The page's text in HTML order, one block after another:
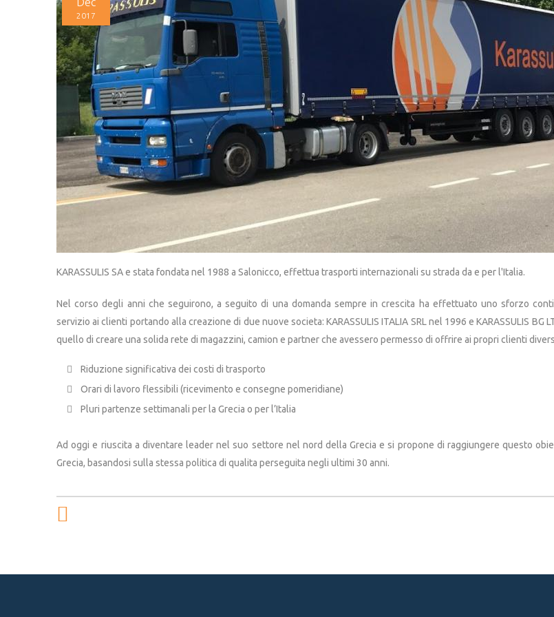
2017
KARASSULIS SA e stata fondata nel 1988 a Salonicco, effettua trasporti internazionali su strada da e per l'Italia.
Nel corso degli anni che seguirono, a seguito di una domanda sempre in crescita ha effettuato uno sforzo
servizio ai clienti portando alla creazione di due nuove societa: KARASSULIS ITALIA SRL nel 1996 e KARASSULIS BG
quello di creare una solida rete di magazzini, camion e partner che avessero permesso di offrire ai propri clienti
Riduzione significativa dei costi di trasporto
Orari di lavoro flessibili (ricevimento e consegne pomeridiane)
Pluri partenze settimanali per la Grecia o per l’Italia
Ad oggi e riuscita a diventare leader nel suo settore nel nord della Grecia e si propone di raggiungere questo
Grecia, basandosi sulla stessa politica di qualita perseguita negli ultimi 30 anni.